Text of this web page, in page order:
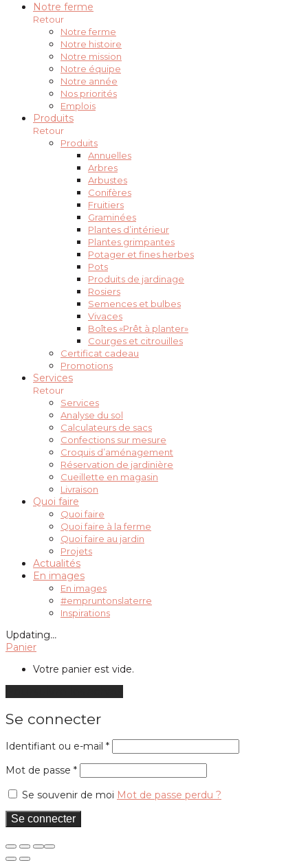
Notre ferme
Retour
Notre ferme
Notre histoire
Notre mission
Notre équipe
Notre année
Nos priorités
Emplois
Produits
Retour
Produits
Annuelles
Arbres
Arbustes
Conifères
Fruitiers
Graminées
Plantes d’intérieur
Plantes grimpantes
Potager et fines herbes
Pots
Produits de jardinage
Rosiers
Semences et bulbes
Vivaces
Boîtes «Prêt à planter»
Courges et citrouilles
Certificat cadeau
Promotions
Services
Retour
Services
Analyse du sol
Calculateurs de sacs
Confections sur mesure
Croquis d’aménagement
Réservation de jardinière
Cueillette en magasin
Livraison
Quoi faire
Quoi faire
Quoi faire à la ferme
Quoi faire au jardin
Projets
Actualités
En images
En images
#empruntonslaterre
Inspirations
Updating…
Panier
Votre panier est vide.
Se connecter
Identifiant ou e-mail *Obligatoire
Mot de passe *Obligatoire
Se souvenir de moi Mot de passe perdu ?
Se connecter